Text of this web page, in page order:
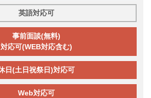
英語対応可
事前面談(無料)
対応可(WEB対応含む)
日(土日祝祭日)対応可
Web対応可